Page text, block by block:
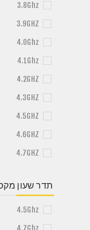
3.8Ghz
3.9GHZ
4.0Ghz
4.1Ghz
4.2GHZ
4.3GHZ
4.5GHZ
4.6GHZ
4.7GHZ
תדר שעון
4.5Ghz